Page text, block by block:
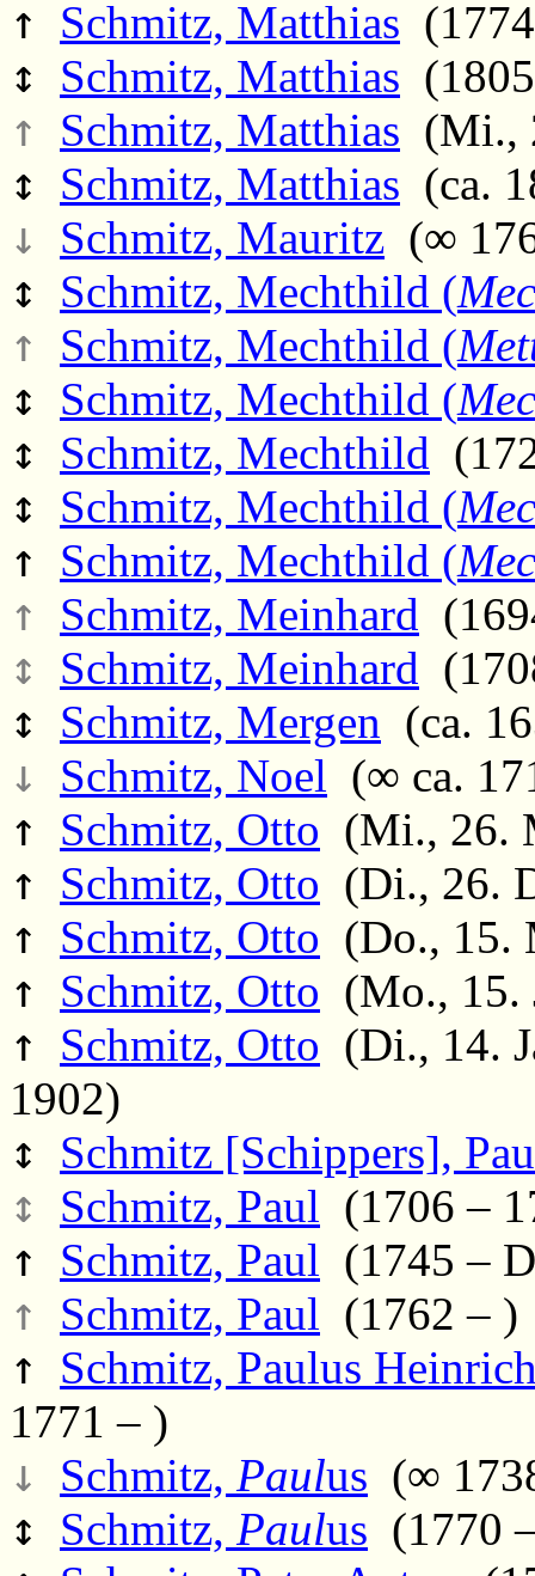
↑ Schmitz, Matthias
↕ Schmitz, Matthias
↑ Schmitz, Matthias (Mi.,
↕ Schmitz, Matthias (ca.
↓ Schmitz, Mauritz (∞
↕ Schmitz, Mechthild (
↑ Schmitz, Mechthild (
↕ Schmitz, Mechthild (
↕ Schmitz, Mechthild
↕ Schmitz, Mechthild (
↑ Schmitz, Mechthild (
↑ Schmitz, Meinhard
↕ Schmitz, Meinhard
↕ Schmitz, Mergen (ca.
↓ Schmitz, Noel (∞ ca.
↑ Schmitz, Otto (Mi., 26.
↑ Schmitz, Otto (Di., 26.
↑ Schmitz, Otto (Do., 15.
↑ Schmitz, Otto (Mo., 15.
↑ Schmitz, Otto (Di., 14.
1902)
↕ Schmitz [Schippers],
↕ Schmitz, Paul (1706 –
↑ Schmitz, Paul (1745 –
↑ Schmitz, Paul (1762 – )
↑
Schmitz, Paulus
1771 – )
↓ Schmitz, Paulus (∞
↕ Schmitz, Paulus (1770